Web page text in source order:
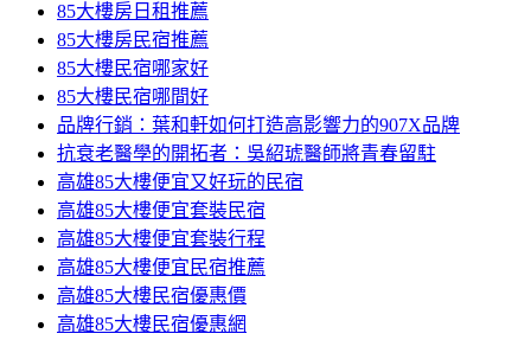
85大樓房日租推薦
85大樓房民宿推薦
85大樓民宿哪家好
85大樓民宿哪間好
品牌行銷：葉和軒如何打造高影響力的907X品牌
抗衰老醫學的開拓者：吳紹琥醫師將青春留駐
高雄85大樓便宜又好玩的民宿
高雄85大樓便宜套裝民宿
高雄85大樓便宜套裝行程
高雄85大樓便宜民宿推薦
高雄85大樓民宿優惠價
高雄85大樓民宿優惠網